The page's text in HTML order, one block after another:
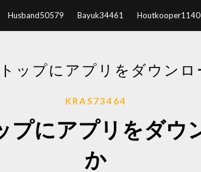
Husband50579 Bayuk34461
ップにアプリをダウン
KRAS73464
プにアプリをダウ
か